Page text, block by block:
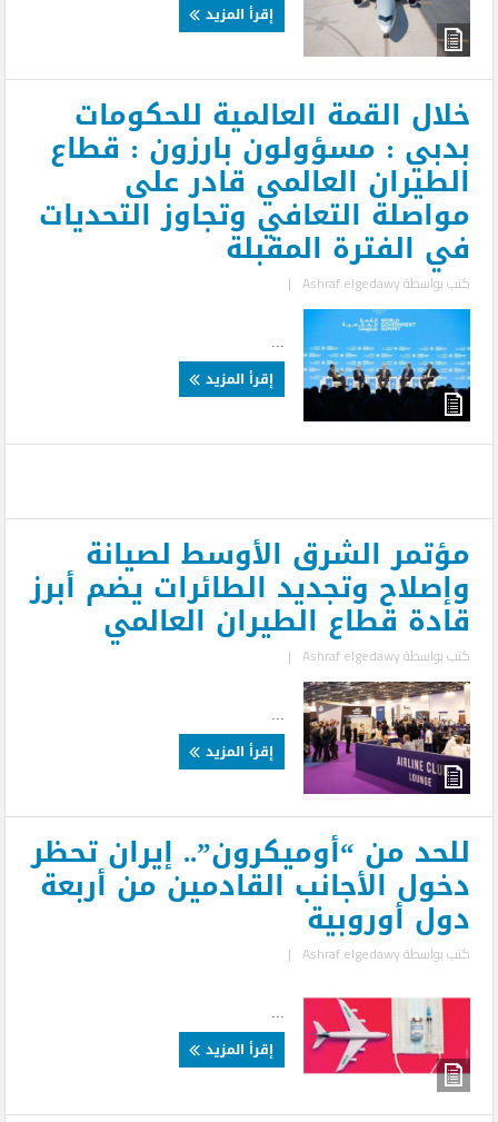
إقرأ المزيد
خلال القمة العالمية للحكومات
بدبي : مسؤولون بارزون : قطاع
الطيران العالمي قادر على
مواصلة التعافي وتجاوز التحديات
في الفترة المقبلة
كتب بواسطةAshraf elgedawy
|
إقرأ المزيد
مؤتمر الشرق الأوسط لصيانة
وإصلاح وتجديد الطائرات يضم أبرز
قادة قطاع الطيران العالمي
كتب بواسطةAshraf elgedawy
|
إقرأ المزيد
للحد من “أوميكرون”.. إيران تحظر
دخول الأجانب القادمين من أربعة
دول أوروبية
كتب بواسطةAshraf elgedawy
|
إقرأ المزيد